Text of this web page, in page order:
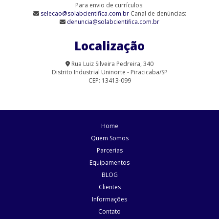
Agitador Magnético com Aquecimento para Laboratório | Solab
Agitador Magnético Digital com Aquecimento e Sensor Externo
Agitador Magnético Digital com Aquecimento e Sensor Externo
Agitador Magnético Digital com Aquecimento Plataforma
Para envio de currículos:
selecao@solabcientifica.com.br Canal de denúncias:
denuncia@solabcientifica.com.br
Localização
Rua Luiz Silveira Pedreira, 340
Distrito Industrial Uninorte - Piracicaba/SP
CEP: 13413-099
Home
Quem Somos
Parcerias
Equipamentos
BLOG
Clientes
Informações
Contato